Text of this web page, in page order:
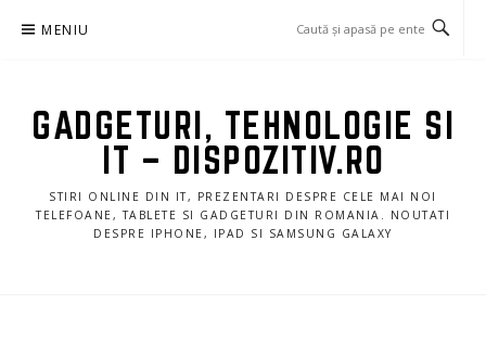
MENIU
GADGETURI, TEHNOLOGIE SI
IT – DISPOZITIV.RO
STIRI ONLINE DIN IT, PREZENTARI DESPRE CELE MAI NOI
TELEFOANE, TABLETE SI GADGETURI DIN ROMANIA. NOUTATI
DESPRE IPHONE, IPAD SI SAMSUNG GALAXY